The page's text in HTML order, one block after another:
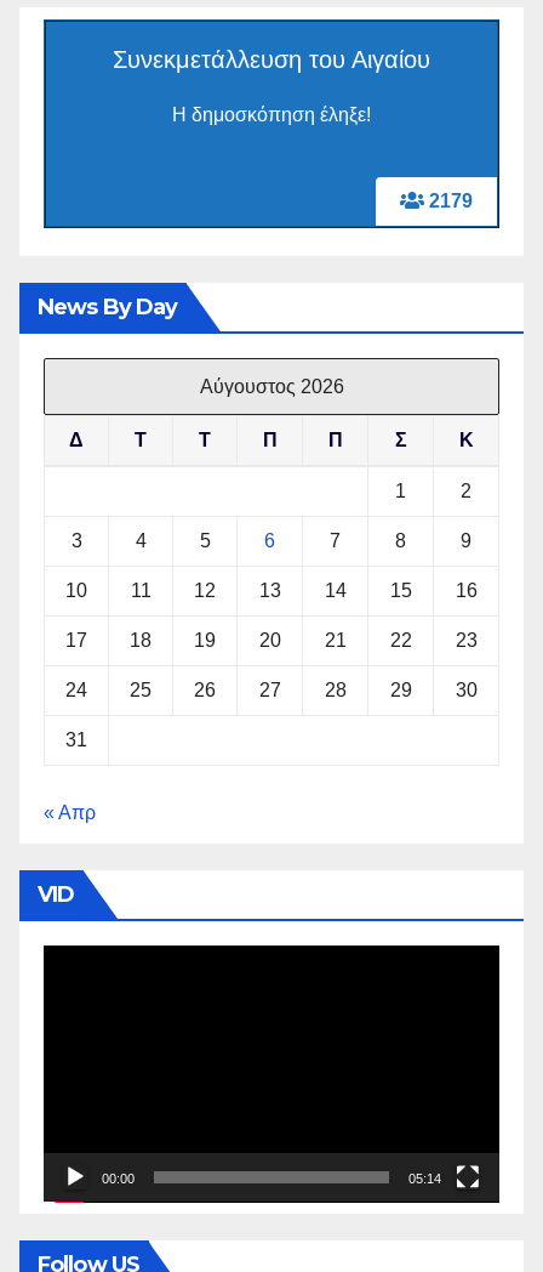
2179
Συνεκμετάλλευση του Αιγαίου
Η δημοσκόπηση έληξε!
News By Day
Αύγουστος 2026
Δ Τ Τ Π Π Σ Κ
1 2
3 4 5 6 7 8 9
10 11 12 13 14 15 16
17 18 19 20 21 22 23
24 25 26 27 28 29 30
31
« Απρ
VID
00:00 05:14
Follow US